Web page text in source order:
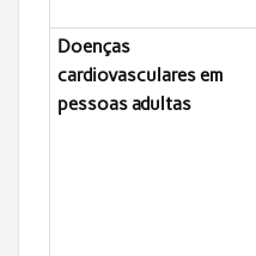
Doenças
cardiovasculares em
pessoas adultas